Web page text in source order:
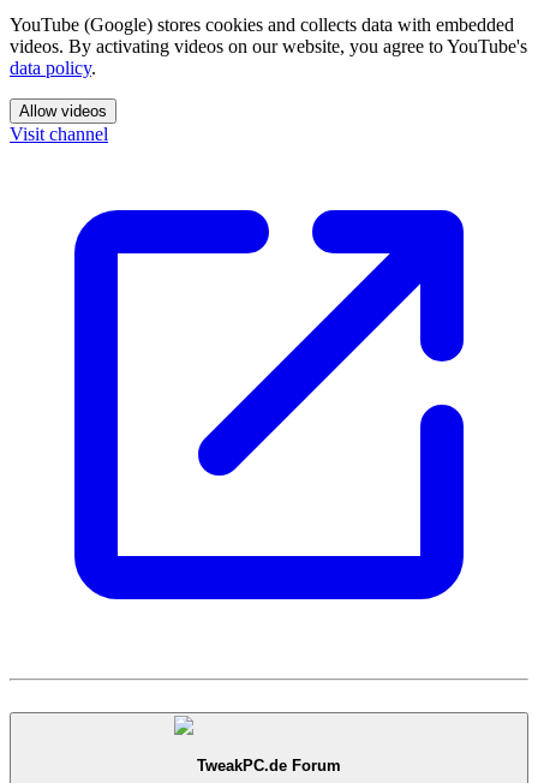
YouTube (Google) stores cookies and collects data with embedded
videos. By activating videos on our website, you agree to YouTube's
data policy.
Allow videos
Visit channel
TweakPC.de Forum